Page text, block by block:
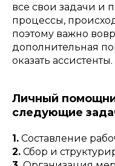
все свои задачи и
процессы,
поэтому важно
дополнительная
оказать ассистенты.
Личный
следующие
1. Составление
2. Сбор и